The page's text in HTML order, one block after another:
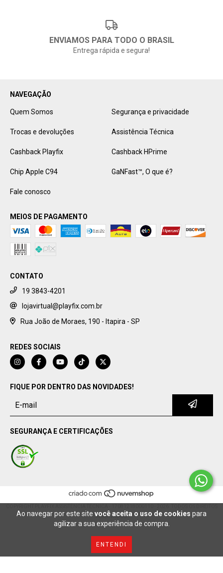
Ao navegar por este site você aceita o uso de cookies para
agilizar a sua experiência de compra.
ENTENDI
ENVIAMOS PARA TODO O BRASIL
Entrega rápida e segura!
NAVEGAÇÃO
Quem Somos Segurança e privacidade
Trocas e devoluções Assistência Técnica
Cashback Playfix Cashback HPrime
Chip Apple C94 GaNFast™️, O que é?
Fale conosco
MEIOS DE PAGAMENTO
CONTATO
19 3843-4201
lojavirtual@playfix.com.br
Rua João de Moraes, 190 - Itapira - SP
REDES SOCIAIS
FIQUE POR DENTRO DAS NOVIDADES!
SEGURANÇA E CERTIFICAÇÕES
RESERVADOS.